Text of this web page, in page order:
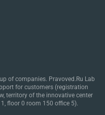
of companies. Pravoved.Ru Lab
for customers (registration
territory of the innovative center
floor 0 room 150 office 5).